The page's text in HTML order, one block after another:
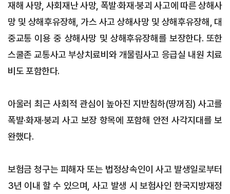
재해 사망, 사회재난 사망, 폭발·화재·붕괴 사고에 따른 상해사
망 및 상해후유장해, 가스 사고 상해사망 및 상해후유장해, 대
중교통 이용 중 상해사망 및 상해후유장해를 보장한다. 또한
스쿨존 교통사고 부상치료비와 개물림사고 응급실 내원 치료
비도 포함한다.
아울러 최근 사회적 관심이 높아진 지반침하(땅꺼짐) 사고를
폭발·화재·붕괴 사고 보장 항목에 포함해 안전 사각지대를 보
완했다.
보험금 청구는 피해자 또는 법정상속인이 사고 발생일로부터
3년 이내 할 수 있으며, 사고 발생 시 보험사인 한국지방재정